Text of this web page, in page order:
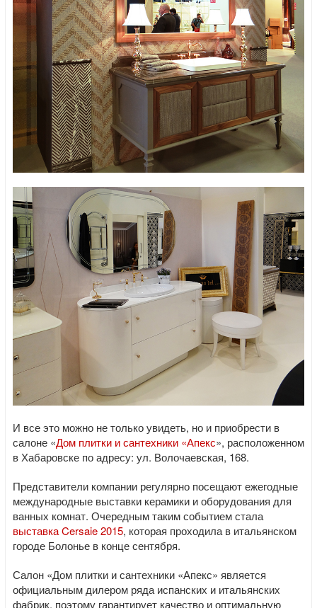
И все это можно не только увидеть, но и приобрести в
салоне «Дом плитки и сантехники «Апекс», расположенном
в Хабаровске по адресу: ул. Волочаевская, 168.
Представители компании регулярно посещают ежегодные
международные выставки керамики и оборудования для
ванных комнат. Очередным таким событием стала
выставка Cersaie 2015, которая проходила в итальянском
городе Болонье в конце сентября.
Салон «Дом плитки и сантехники «Апекс» является
официальным дилером ряда испанских и итальянских
фабрик, поэтому гарантирует качество и оптимальную